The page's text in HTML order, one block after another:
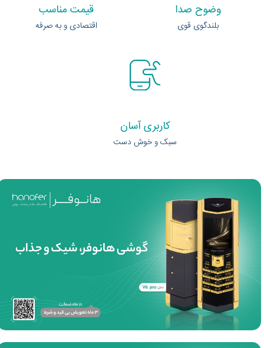
وضوح صدا
بلندگوی قوی
قیمت مناسب
اقتصادی و به صرفه
کاربری آسان
سبک و خوش دست